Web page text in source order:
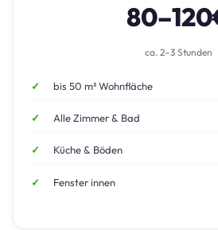
ca. 2–3 Stunden
bis 50 m² Wohnfläche
Alle Zimmer & Bad
Küche & Böden
Fenster innen